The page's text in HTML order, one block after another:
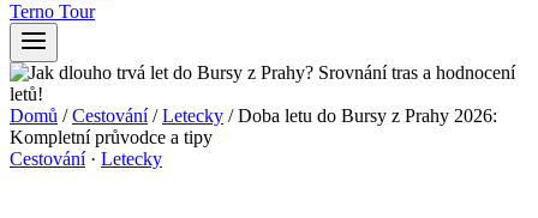
Terno Tour
Domů / Cestování / Letecky / Doba letu do Bursy z Prahy 2026:
Kompletní průvodce a tipy
Cestování· Letecky